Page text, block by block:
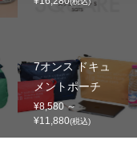
7オンス ドキュ
メントポーチ
¥8,580 ～
¥11,880(税込)